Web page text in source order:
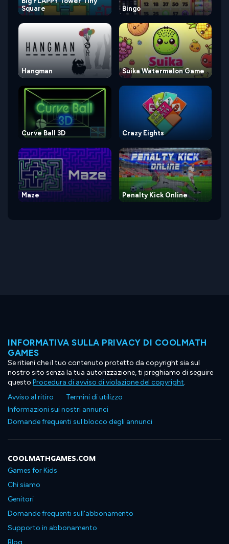
Square
Bingo
Hangman Suika Watermelon Game
Curve Ball 3D Crazy Eights
Maze Penalty Kick Online
INFORMATIVA SULLA PRIVACY DI COOLMATH
GAMES
Se ritieni che il tuo contenuto protetto da copyright sia sul
nostro sito senza la tua autorizzazione, ti preghiamo di seguire
questo Procedura di avviso di violazione del copyright.
Avviso al ritiro
Termini di utilizzo
Informazioni sui nostri annunci
Domande frequenti sul blocco degli annunci
COOLMATHGAMES.COM
Games for Kids
Chi siamo
Genitori
Domande frequenti sull'abbonamento
Supporto in abbonamento
Blog